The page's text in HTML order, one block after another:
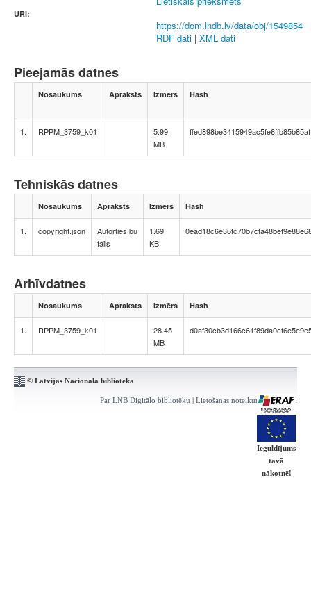
URI:
https://dom.lndb.lv/data/obj/1549854
RDF dati | XML dati
Pieejamās datnes
Nosaukums Apraksts Izmērs Hash
1. RPPM_3759_k01
5.99
MB
ffed898be3415949ac5fe6ffb85b85af
Tehniskās datnes
Nosaukums Apraksts Izmērs Hash
1. copyright.json
Autortiesību
fails
1.69
KB
Arhīvdatnes
Nosaukums Apraksts Izmērs Hash
1. RPPM_3759_k01
28.45
MB
© Latvijas Nacionālā bibliotēka
Par LNB Digitālo bibliotēku | Lietošanas noteikumi | Kontakti
Ieguldījums
tavā
nākotnē!